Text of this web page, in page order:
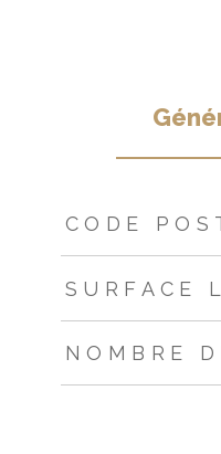
CODE
SURFACE
NOMBRE